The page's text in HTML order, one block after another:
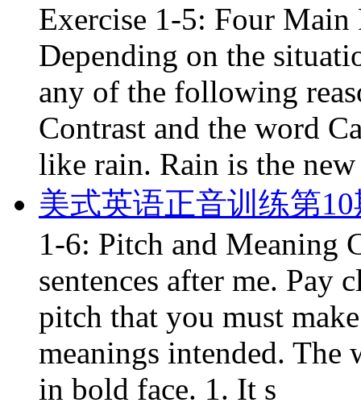
Exercise 1-5: Four Main
Depending on the
any of the following
Contrast and the word
like rain. Rain is the
美式英语正音训练第
1-6: Pitch and Meaning
sentences after me. Pay
pitch that you must
meanings intended. The
in bold face. 1. It s